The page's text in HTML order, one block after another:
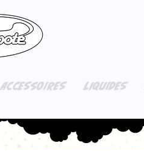
ACCESSOIRES LIQUIDES